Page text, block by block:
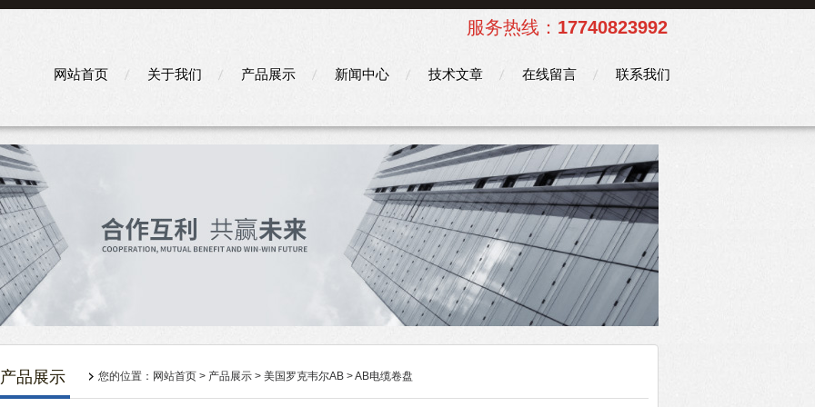
服务热线： 17740823992
网站首页 关于我们 产品展示 新闻中心 技术文章 在线留言 联系我们
产品展示 您的位置： 网站首页 > 产品展示 > 美国罗克韦尔AB >AB电缆卷盘